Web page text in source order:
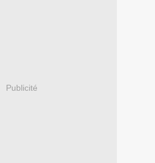
Publicité